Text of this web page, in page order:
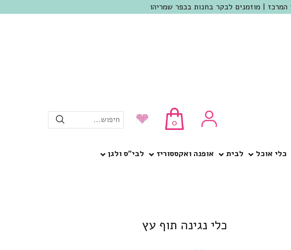
0 חיפוש...
כלי אוכל לבית אופנה ואקססוריז
לבי”ס ולגן
כלי נגינה תוף עץ